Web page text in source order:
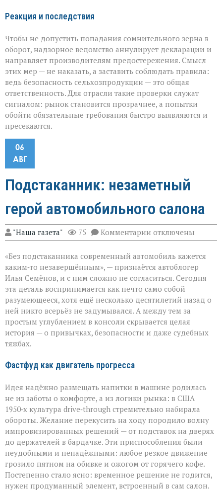
Реакция и последствия
Чтобы не допустить попадания сомнительного зерна в
оборот, надзорное ведомство аннулирует декларации и
направляет производителям предостережения. Смысл
этих мер — не наказать, а заставить соблюдать правила:
ведь безопасность сельхозпродукции — это общая
ответственность. Для отрасли такие проверки служат
сигналом: рынок становится прозрачнее, а попытки
обойти обязательные требования быстро выявляются и
пресекаются.
06
АВГ
Подстаканник: незаметный
герой автомобильного салона
"Наша газета" 75 Комментарии к
записи
незаметный
герой
автомобильного
салона
отключены
«Без подстаканника современный автомобиль кажется
каким‑то незавершённым», — признаётся автоблогер
Илья Семёнов, и с ним сложно не согласиться. Сегодня
эта деталь воспринимается как нечто само собой
разумеющееся, хотя ещё несколько десятилетий назад о
ней никто всерьёз не задумывался. А между тем за
простым углублением в консоли скрывается целая
история — о привычках, безопасности и даже судебных
тяжбах.
Фастфуд как двигатель прогресса
Идея надёжно размещать напитки в машине родилась
не из заботы о комфорте, а из логики рынка: в США
1950‑х культура drive‑through стремительно набирала
обороты. Желание перекусить на ходу породило волну
импровизированных решений — от подставок на дверях
до держателей в бардачке. Эти приспособления были
неудобными и ненадёжными: любое резкое движение
грозило пятном на обивке и ожогом от горячего кофе.
Постепенно стало ясно: временное решение не годится,
нужен продуманный элемент, встроенный в сам салон.